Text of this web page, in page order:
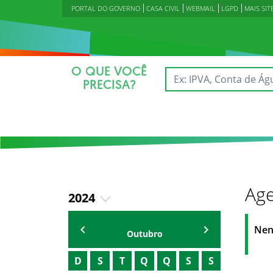
PORTAL DO GOVERNO CASA CIVIL WEBMAIL LGPD MAIS
O QUE VOCÊ
PRECISA?
2024
2023
2025
2026
Outubro
D S T Q Q S S